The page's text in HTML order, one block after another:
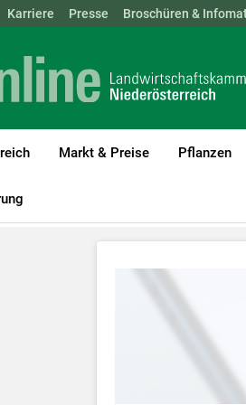
ÖSTERREICH BGLD KTN
Karriere Presse Broschüren &
Markt & Preise Pflanzen
Zum
Für weitere